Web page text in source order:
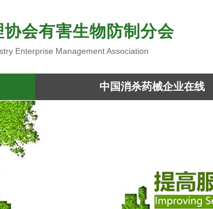
会有害生物防制分会
Enterprise Management Association
中国消杀药械企业在线